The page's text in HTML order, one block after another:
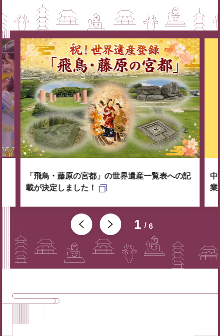
1 6
「飛鳥・藤原の宮都」の世界遺産一覧表への記
載が決定しました！
中
業